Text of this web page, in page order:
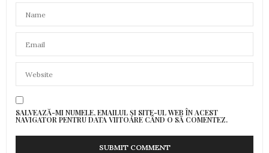
SALVEAZĂ-MI NUMELE, EMAILUL ȘI SITE-UL WEB ÎN ACEST
NAVIGATOR PENTRU DATA VIITOARE CÂND O SĂ COMENTEZ.